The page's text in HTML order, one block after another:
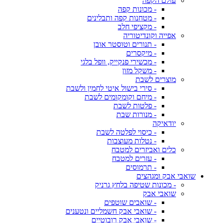
- מכונות קפה
- מטחנות קפה ותבלינים
- מקציפי חלב
אפייה וקונדיטוריה
- תנורים וטוסטר אובן
- מיקסרים
- מכשירי פנקייק, וופל בלגי
- משקל מזון
מוצרים לשבת
- סירי בישול איטי לחמין ולשבת
- מיחם וקומקומים לשבת
- פלטות לשבת
- מנורות שבת
יודאיקה
- כיסוי לפלטה לשבת
- נטלות מעוצבות
כלים ואביזרים למטבח
- עזרים למטבח
- תרמוסים
שואבי אבק ומגהצים
- מכונות שטיפה בלחץ גרניק
שואבי אבק
- שואבים שוטפים
- שואבי אבק חשמליים ונטענים
- שואבי אבק רובוטיים